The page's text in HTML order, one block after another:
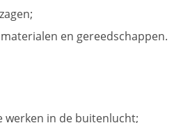
en gereedschappen.
werken in de buitenlucht;